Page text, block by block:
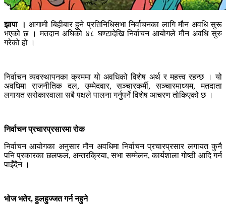
झापा । आगामी बिहीबार हुने प्रतिनिधिसभा निर्वाचनका लागि मौन अवधि सुरू
भएको छ । मतदान अघिको ४८ घण्टादेखि निर्वाचन आयोगले मौन अवधि सुरु
गरेको हो ।
निर्वाचन व्यवस्थापनका क्रममा यो अवधिको विशेष अर्थ र महत्त्व रहन्छ । यो
अवधिमा राजनीतिक दल, उम्मेदवार, सञ्चारकर्मी, सञ्चारमाध्यम, मतदाता
लगायत सरोकारवाला सबै पक्षले पालना गर्नुपर्ने विशेष आचरण तोकिएको छ ।
निर्वाचन प्रचारप्रसारमा रोक
निर्वाचन आयोगका अनुसार मौन अवधिमा निर्वाचन प्रचारप्रसार लगायत कुनै
पनि प्रकारका छलफल, अन्तरक्रिया, सभा सम्मेलन, कार्यशाला गोष्ठी आदि गर्न
पाइँदैन ।
भोज भतेर, हुलहुज्जत गर्न नहुने